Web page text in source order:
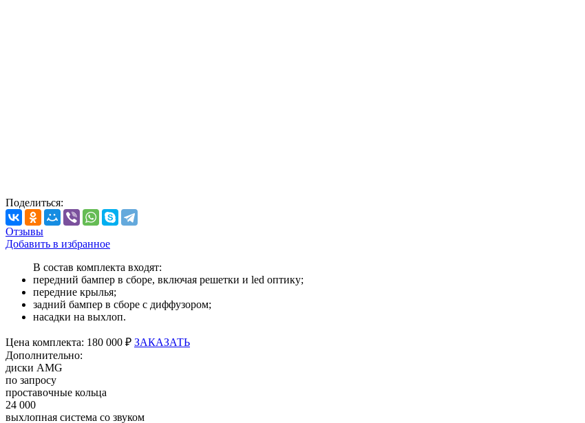
Поделиться:
Отзывы
Добавить в избранное
В состав комплекта входят:
передний бампер в сборе, включая решетки и led оптику;
передние крылья;
задний бампер в сборе с диффузором;
насадки на выхлоп.
Цена комплекта: 180 000 ₽ ЗАКАЗАТЬ
Дополнительно:
диски AMG
по запросу
проставочные кольца
24 000
выхлопная система со звуком